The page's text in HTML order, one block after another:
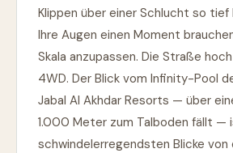
Klippen über einer Schlucht so tief
Ihre Augen einen Moment
Skala anzupassen. Die Straße
4WD. Der Blick vom Infinity-Pool
Jabal Al Akhdar Resorts — über
1.000 Meter zum Talboden fällt —
schwindelerregendsten Blicke von